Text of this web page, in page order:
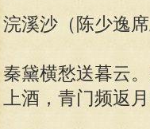
浣溪沙（陈少逸
秦黛横愁送暮云
上酒，青门频返